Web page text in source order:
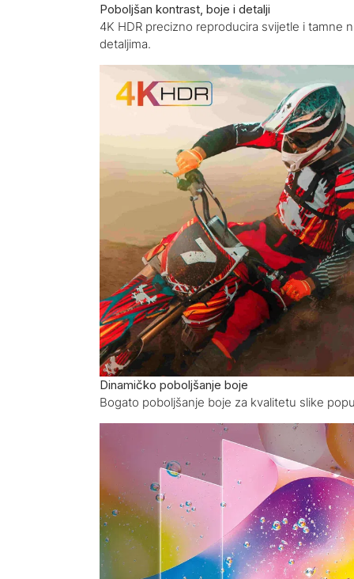
Poboljšan kontrast, boje i detalji
4K HDR precizno reproducira svijetle i tamne
detaljima.
Dinamičko poboljšanje boje
Bogato poboljšanje boje za kvalitetu slike